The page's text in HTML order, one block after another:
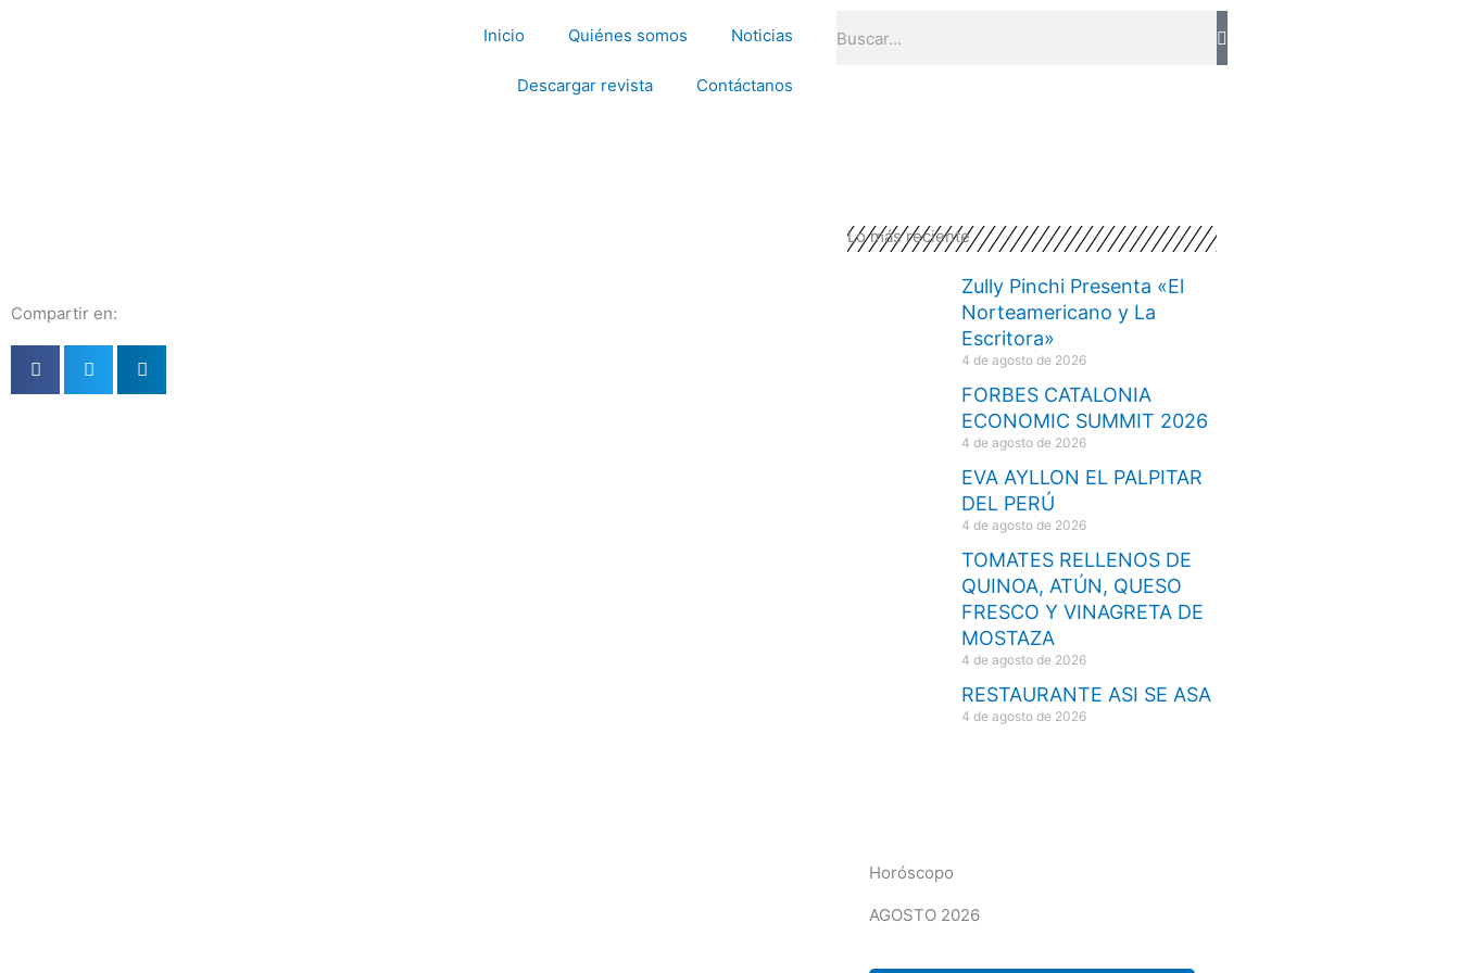
Inicio Quiénes somos Noticias
Descargar revista Contáctanos
Compartir en:
Lo más reciente
Zully Pinchi Presenta «El
Norteamericano y La
Escritora»
4 de agosto de 2026
FORBES CATALONIA
ECONOMIC SUMMIT 2026
4 de agosto de 2026
EVA AYLLON EL PALPITAR
DEL PERÚ
4 de agosto de 2026
TOMATES RELLENOS DE
QUINOA, ATÚN, QUESO
FRESCO Y VINAGRETA DE
MOSTAZA
4 de agosto de 2026
RESTAURANTE ASI SE ASA
4 de agosto de 2026
Horóscopo
AGOSTO 2026